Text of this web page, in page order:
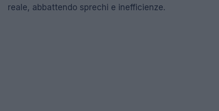
reale, abbattendo sprechi e inefficienze.